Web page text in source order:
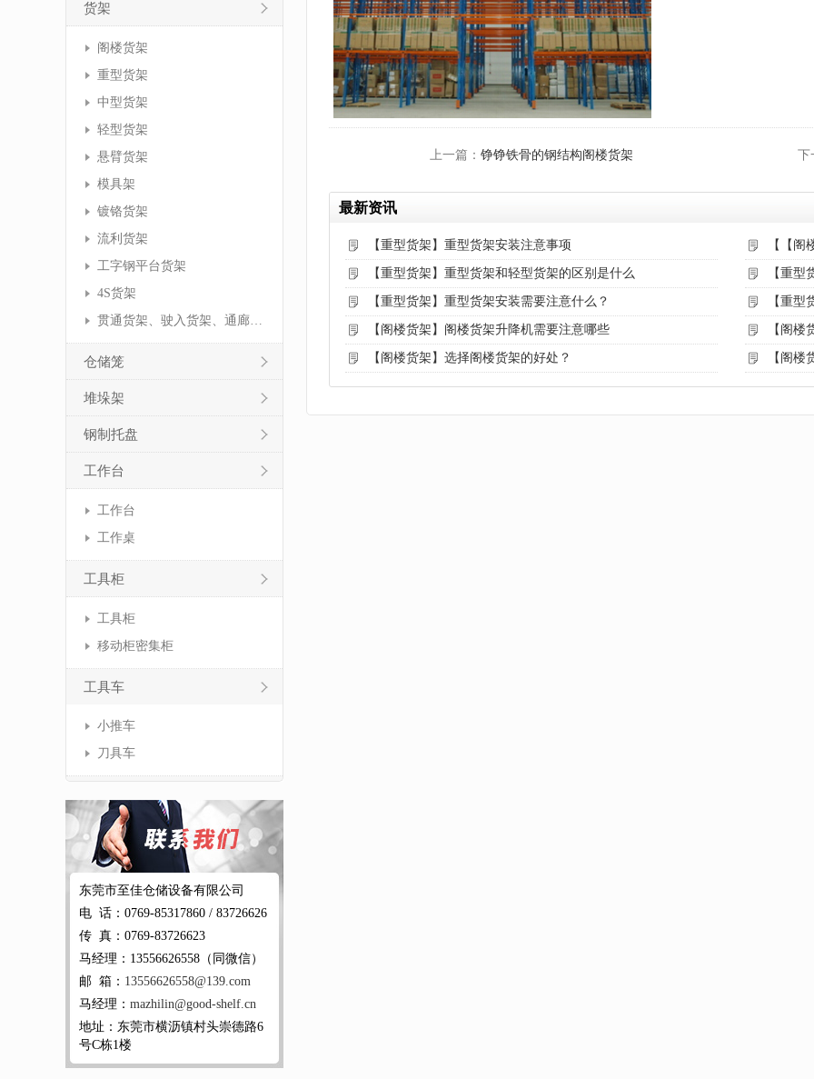
货架
阁楼货架
重型货架
中型货架
轻型货架
悬臂货架
模具架
镀铬货架
流利货架
工字钢平台货架
4S货架
贯通货架、驶入货架、通廊货架
仓储笼
堆垛架
钢制托盘
工作台
工作台
工作桌
工具柜
工具柜
移动柜密集柜
工具车
小推车
刀具车
东莞市至佳仓储设备有限公司
电 话：0769-85317860 / 83726626
传 真：0769-83726623
马经理：13556626558（同微信）
邮 箱： 13556626558@139.com
马经理： mazhilin@good-shelf.cn
地址：东莞市横沥镇村头崇德路6
号C栋1楼
上一篇： 铮铮铁骨的钢结构阁楼货架 下
最新资讯
【重型货架】重型货架安装注意事项 【【阁
【重型货架】重型货架和轻型货架的区别是什么 【重型
【重型货架】重型货架安装需要注意什么？ 【重型
【阁楼货架】阁楼货架升降机需要注意哪些 【阁
【阁楼货架】选择阁楼货架的好处？ 【阁楼